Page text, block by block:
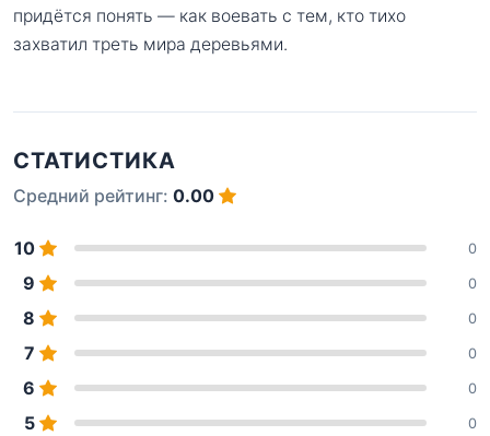
придётся понять — как воевать с тем, кто тихо
захватил треть мира деревьями.
СТАТИСТИКА
Средний рейтинг: 0.00
10 0
9 0
8 0
7 0
6 0
5 0